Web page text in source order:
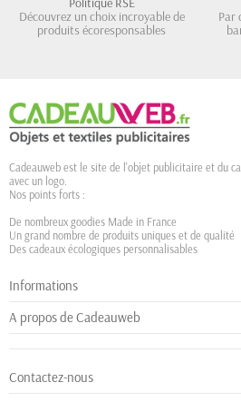
Découvrez un choix incroyable de
produits écoresponsables
Par
Cadeauweb est le site de l'objet publicitaire et du
avec un logo.
Nos points forts :
De nombreux goodies Made in France
Un grand nombre de produits uniques et de qualité
Des cadeaux écologiques personnalisables
Informations
A propos de Cadeauweb
Contactez-nous